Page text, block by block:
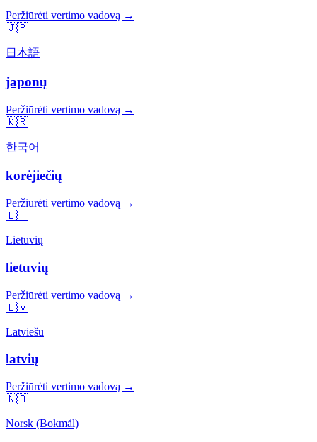
Peržiūrėti vertimo vadovą →
🇯🇵
日本語
japonų
Peržiūrėti vertimo vadovą →
🇰🇷
한국어
korėjiečių
Peržiūrėti vertimo vadovą →
🇱🇹
Lietuvių
lietuvių
Peržiūrėti vertimo vadovą →
🇱🇻
Latviešu
latvių
Peržiūrėti vertimo vadovą →
🇳🇴
Norsk (Bokmål)